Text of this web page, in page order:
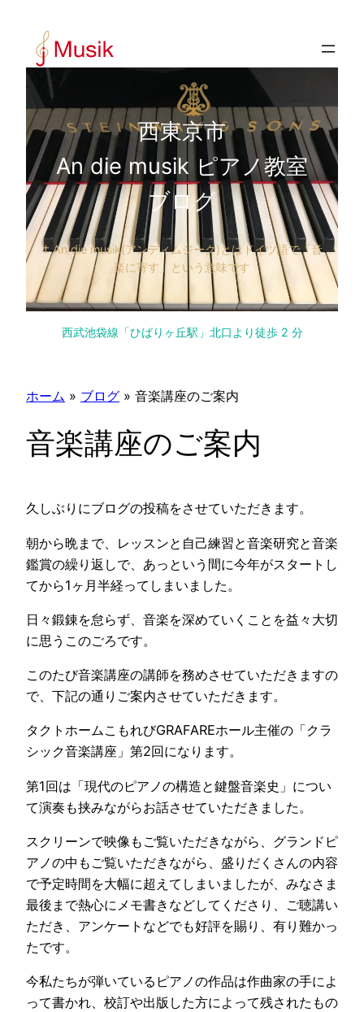
西東京市
An die musik ピアノ教室
ブログ
† An die musik(アンディムジーク)とはドイツ語で「音
楽に寄す」という意味です
西武池袋線「ひばりヶ丘駅」北口より徒歩 2 分
ホーム » ブログ » 音楽講座のご案内
音楽講座のご案内
久しぶりにブログの投稿をさせていただきます。
朝から晩まで、レッスンと自己練習と音楽研究と音楽
鑑賞の繰り返しで、あっという間に今年がスタートし
てから1ヶ月半経ってしまいました。
日々鍛錬を怠らず、音楽を深めていくことを益々大切
に思うこのごろです。
このたび音楽講座の講師を務めさせていただきますの
で、下記の通りご案内させていただきます。
タクトホームこもれびGRAFAREホール主催の「クラ
シック音楽講座」第2回になります。
第1回は「現代のピアノの構造と鍵盤音楽史」につい
て演奏も挟みながらお話させていただきました。
スクリーンで映像もご覧いただきながら、グランドピ
アノの中もご覧いただきながら、盛りだくさんの内容
で予定時間を大幅に超えてしまいましたが、みなさま
最後まで熱心にメモ書きなどしてくださり、ご聴講い
ただき、アンケートなどでも好評を賜り、有り難かっ
たです。
今私たちが弾いているピアノの作品は作曲家の手によ
って書かれ、校訂や出版した方によって残されたもの